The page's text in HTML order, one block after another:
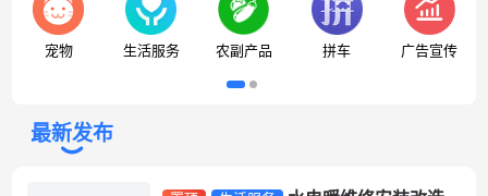
宠物 生活服务 农副产品 拼车 广告宣传
最新发布